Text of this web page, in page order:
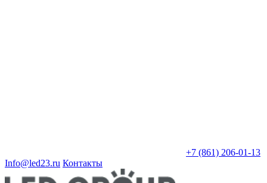
+7 (861) 206-01-13
Info@led23.ru Контакты